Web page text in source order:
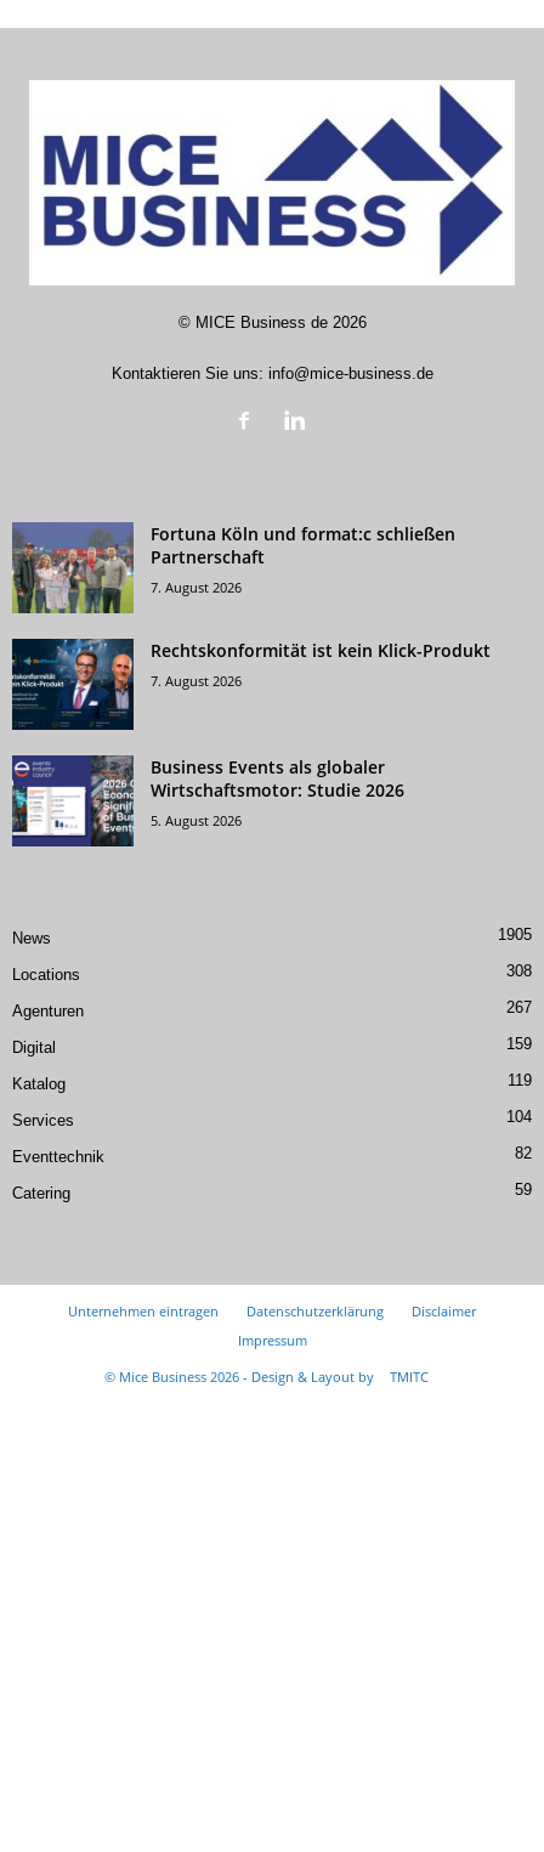
© MICE Business de2026
Kontaktieren Sie uns: info@mice-business.de
Fortuna Köln und format:c schließen
Partnerschaft
7. August 2026
Rechtskonformität ist kein Klick-Produkt
7. August 2026
Business Events als globaler
Wirtschaftsmotor: Studie 2026
5. August 2026
News 1905
Locations 308
Agenturen 267
Digital 159
Katalog 119
Services 104
Eventtechnik 82
Catering 59
Unternehmen eintragen Datenschutzerklärung
Disclaimer
Impressum
© Mice Business 2026 - Design & Layout by
TMITC